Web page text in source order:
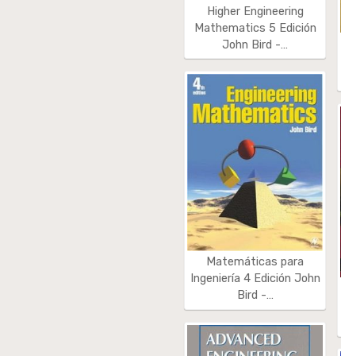
Higher Engineering
Mathematics 5 Edición
John Bird -…
Matemáticas para
Ingeniería 4 Edición John
Bird -…